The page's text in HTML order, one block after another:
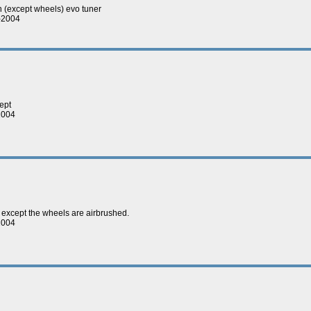
wheels) evo tuner
the wheels are airbrushed.